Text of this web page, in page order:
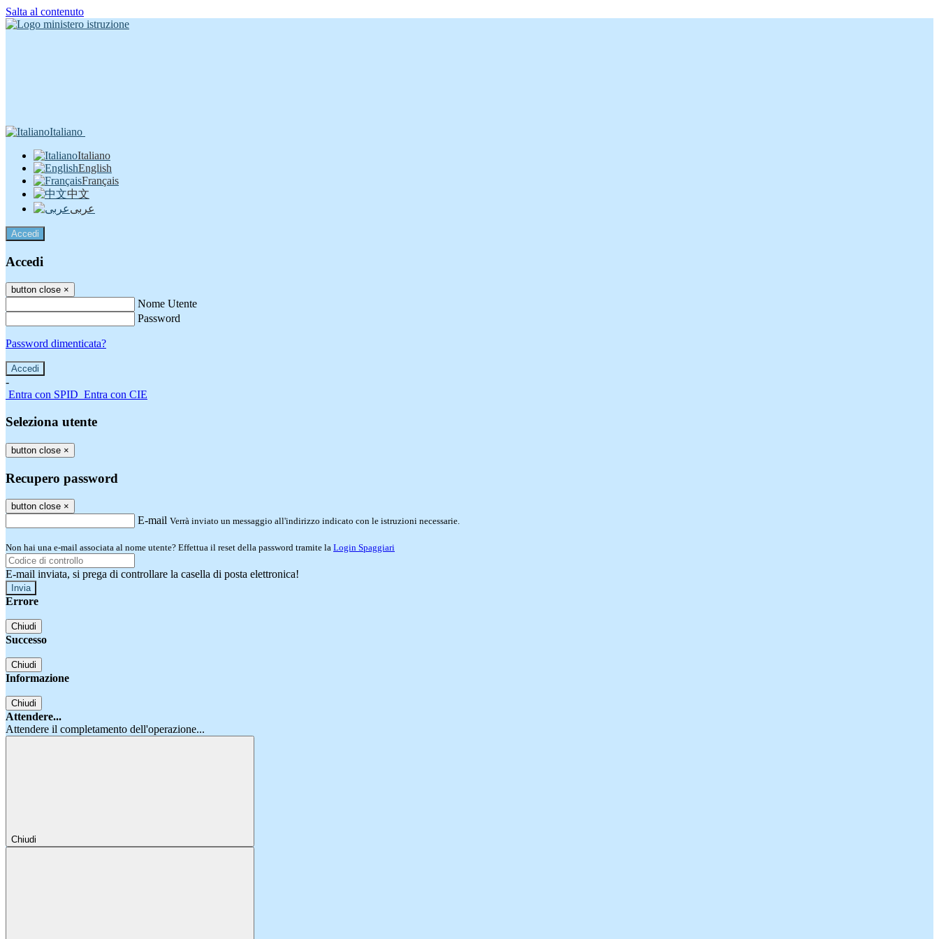
Salta al contenuto
Italiano
Italiano
English
Français
中文
عربى
Accedi
Accedi
button close ×
Nome Utente
Password
Password dimenticata?
-
Entra con SPID Entra con CIE
Seleziona utente
button close ×
Recupero password
button close ×
E-mail Verrà inviato un messaggio all'indirizzo indicato con le istruzioni necessarie.
Non hai una e-mail associata al nome utente? Effettua il reset della password tramite la Login Spaggiari
E-mail inviata, si prega di controllare la casella di posta elettronica!
Errore
Chiudi
Successo
Chiudi
Informazione
Chiudi
Attendere...
Attendere il completamento dell'operazione...
Chiudi